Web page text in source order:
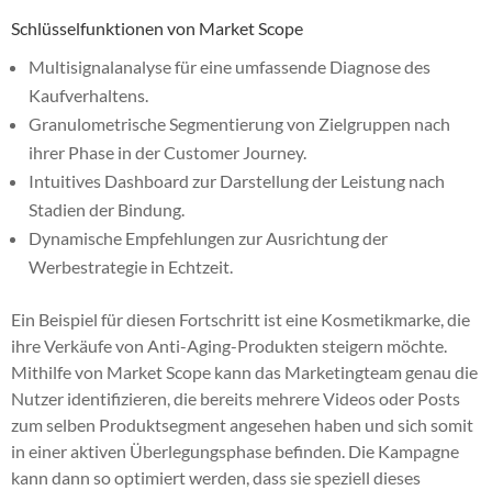
Schlüsselfunktionen von Market Scope
Multisignalanalyse für eine umfassende Diagnose des
Kaufverhaltens.
Granulometrische Segmentierung von Zielgruppen nach
ihrer Phase in der Customer Journey.
Intuitives Dashboard zur Darstellung der Leistung nach
Stadien der Bindung.
Dynamische Empfehlungen zur Ausrichtung der
Werbestrategie in Echtzeit.
Ein Beispiel für diesen Fortschritt ist eine Kosmetikmarke, die
ihre Verkäufe von Anti-Aging-Produkten steigern möchte.
Mithilfe von Market Scope kann das Marketingteam genau die
Nutzer identifizieren, die bereits mehrere Videos oder Posts
zum selben Produktsegment angesehen haben und sich somit
in einer aktiven Überlegungsphase befinden. Die Kampagne
kann dann so optimiert werden, dass sie speziell dieses